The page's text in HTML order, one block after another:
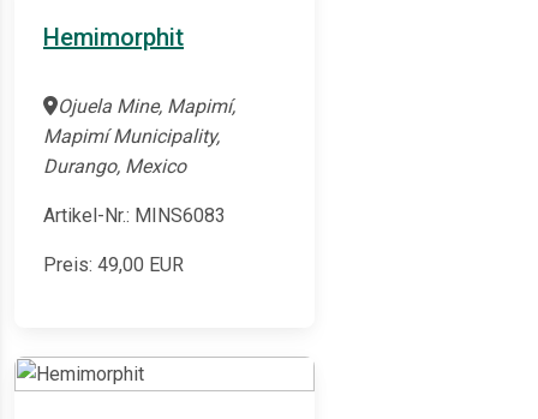
Hemimorphit
Ojuela Mine, Mapimí,
Mapimí Municipality,
Durango, Mexico
Artikel-Nr.: MINS6083
Preis: 49,00 EUR